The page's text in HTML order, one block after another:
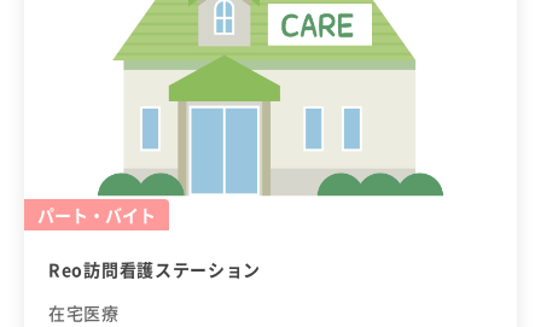
パート・バイト
Reo訪問看護ステーション
在宅医療